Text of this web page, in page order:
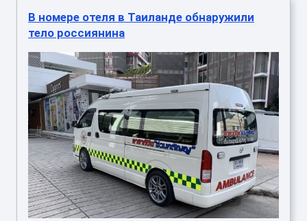
В номере отеля в Таиланде обнаружили
тело россиянина